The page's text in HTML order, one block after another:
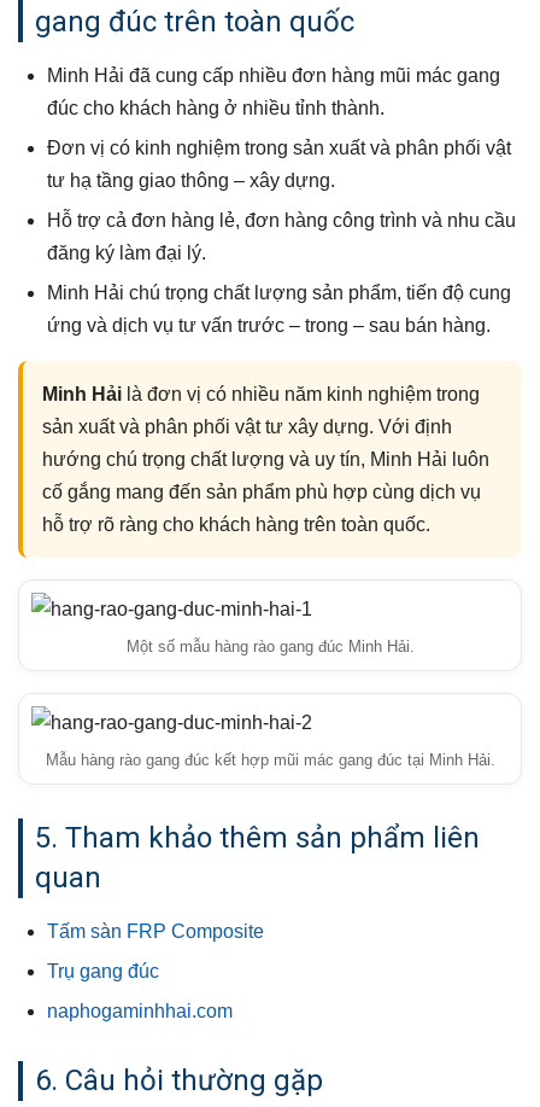
gang đúc trên toàn quốc
Minh Hải đã cung cấp nhiều đơn hàng mũi mác gang
đúc cho khách hàng ở nhiều tỉnh thành.
Đơn vị có kinh nghiệm trong sản xuất và phân phối vật
tư hạ tầng giao thông – xây dựng.
Hỗ trợ cả đơn hàng lẻ, đơn hàng công trình và nhu cầu
đăng ký làm đại lý.
Minh Hải chú trọng chất lượng sản phẩm, tiến độ cung
ứng và dịch vụ tư vấn trước – trong – sau bán hàng.
Minh Hải là đơn vị có nhiều năm kinh nghiệm trong
sản xuất và phân phối vật tư xây dựng. Với định
hướng chú trọng chất lượng và uy tín, Minh Hải luôn
cố gắng mang đến sản phẩm phù hợp cùng dịch vụ
hỗ trợ rõ ràng cho khách hàng trên toàn quốc.
Một số mẫu hàng rào gang đúc Minh Hải.
Mẫu hàng rào gang đúc kết hợp mũi mác gang đúc tại Minh Hải.
5. Tham khảo thêm sản phẩm liên
quan
Tấm sàn FRP Composite
Trụ gang đúc
naphogaminhhai.com
6. Câu hỏi thường gặp